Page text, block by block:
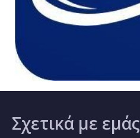
Σχετικά με εμάς